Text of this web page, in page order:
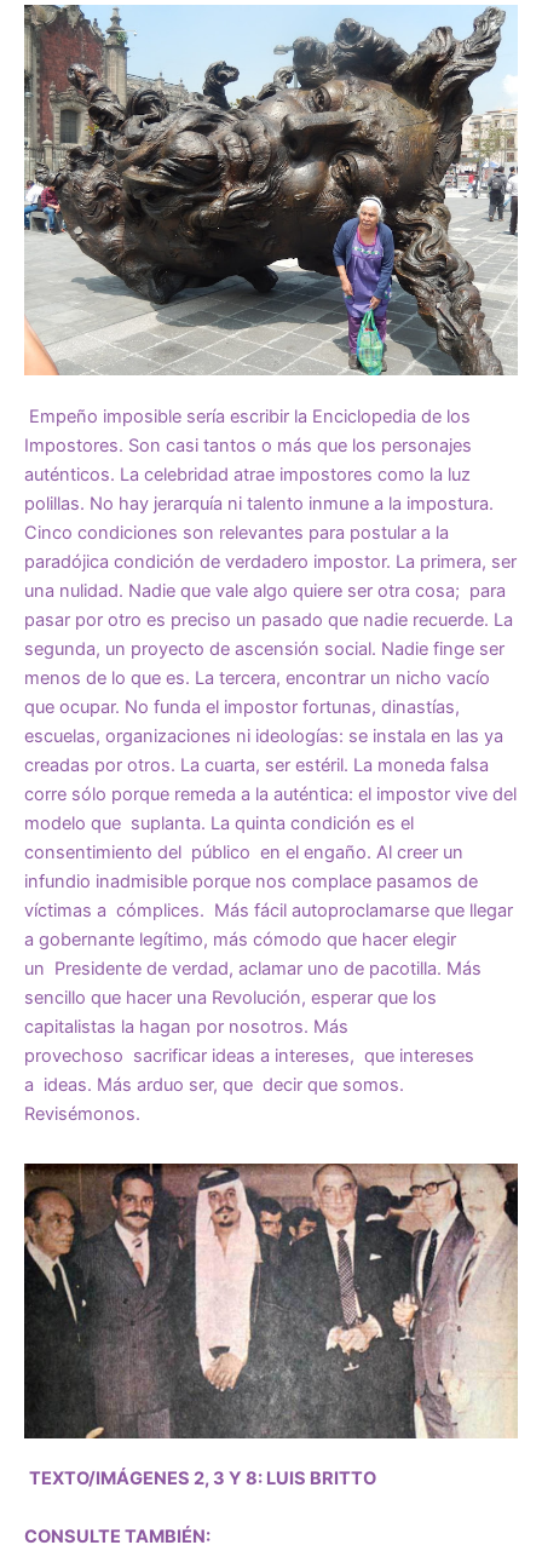
Empeño imposible sería escribir la Enciclopedia de los
Impostores. Son casi tantos o más que los personajes
auténticos. La celebridad atrae impostores como la luz
polillas. No hay jerarquía ni talento inmune a la impostura.
Cinco condiciones son relevantes para postular a la
paradójica condición de verdadero impostor. La primera, ser
una nulidad. Nadie que vale algo quiere ser otra cosa; para
pasar por otro es preciso un pasado que nadie recuerde. La
segunda, un proyecto de ascensión social. Nadie finge ser
menos de lo que es. La tercera, encontrar un nicho vacío
que ocupar. No funda el impostor fortunas, dinastías,
escuelas, organizaciones ni ideologías: se instala en las ya
creadas por otros. La cuarta, ser estéril. La moneda falsa
corre sólo porque remeda a la auténtica: el impostor vive del
modelo que suplanta. La quinta condición es el
consentimiento del público en el engaño. Al creer un
infundio inadmisible porque nos complace pasamos de
víctimas a cómplices. Más fácil autoproclamarse que llegar
a gobernante legítimo, más cómodo que hacer elegir
un Presidente de verdad, aclamar uno de pacotilla. Más
sencillo que hacer una Revolución, esperar que los
capitalistas la hagan por nosotros. Más
provechoso sacrificar ideas a intereses, que intereses
a ideas. Más arduo ser, que decir que somos.
Revisémonos.
TEXTO/IMÁGENES 2, 3 Y 8: LUIS BRITTO
CONSULTE TAMBIÉN: